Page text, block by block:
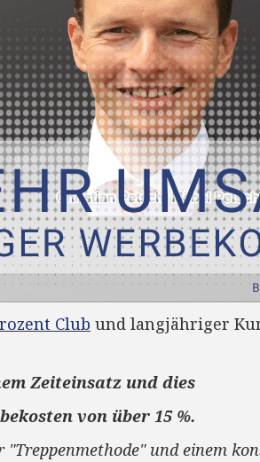
Club und langjähriger
Zeiteinsatz und dies
von über 15 %.
und einem